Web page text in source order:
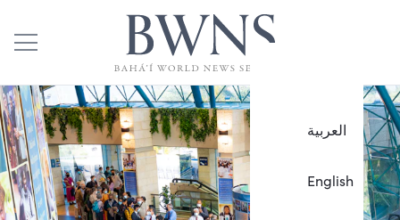
العربية
English